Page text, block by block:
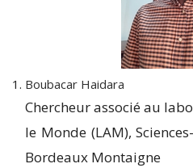
Boubacar Haidara
Chercheur associé au
le Monde (LAM),
Bordeaux Montaigne